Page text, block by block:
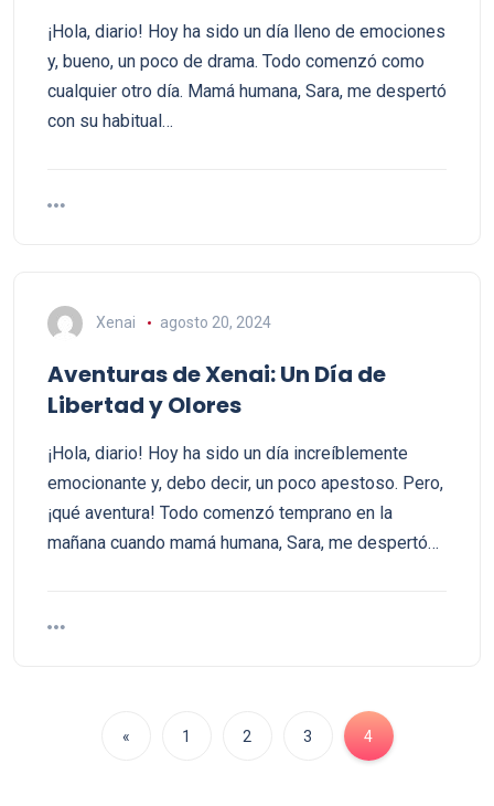
¡Hola, diario! Hoy ha sido un día lleno de emociones
y, bueno, un poco de drama. Todo comenzó como
cualquier otro día. Mamá humana, Sara, me despertó
con su habitual…
Xenai agosto 20, 2024
Aventuras de Xenai: Un Día de
Libertad y Olores
¡Hola, diario! Hoy ha sido un día increíblemente
emocionante y, debo decir, un poco apestoso. Pero,
¡qué aventura! Todo comenzó temprano en la
mañana cuando mamá humana, Sara, me despertó…
« 1 2 3 4